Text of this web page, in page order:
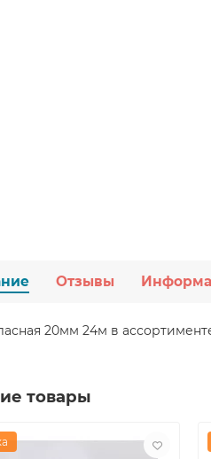
Отзывы
20мм 24м в
товары